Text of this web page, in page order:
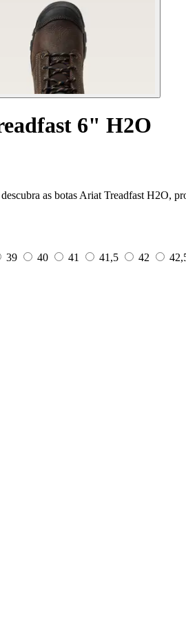
6" H2O
as botas Ariat Treadfast H2O,
39 40 41 41,5 42